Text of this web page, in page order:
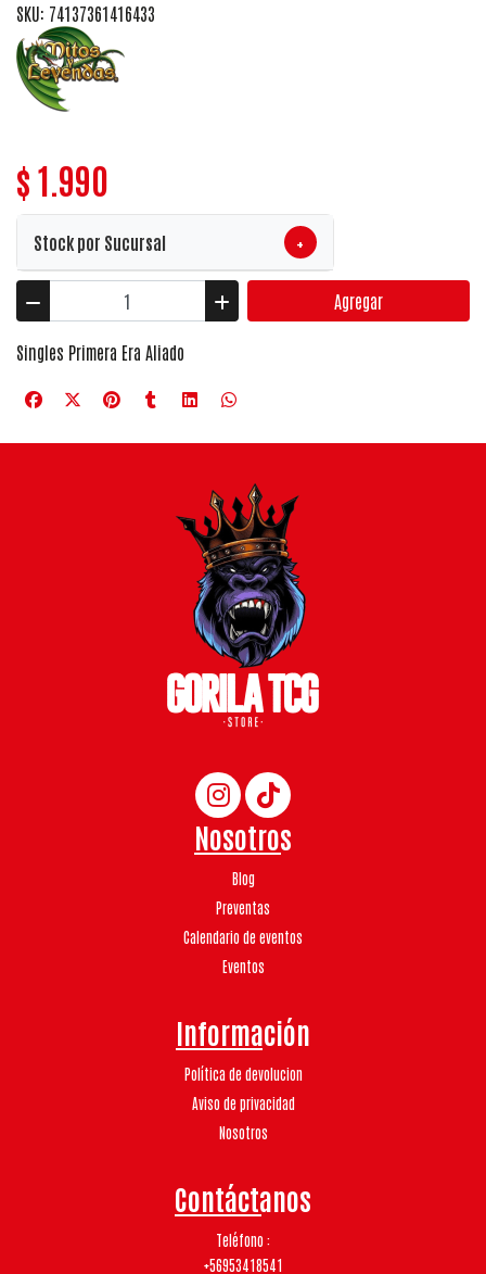
SKU: 74137361416433
$ 1.990
Stock por Sucursal +
Agregar
Singles Primera Era Aliado
Nosotros
Blog
Preventas
Calendario de eventos
Eventos
Información
Política de devolucion
Aviso de privacidad
Nosotros
Contáctanos
Teléfono
+56953418541